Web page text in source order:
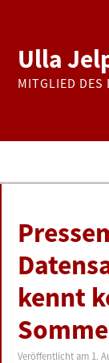
Ulla
MITGLIED DES
BUNDESTAG
PRESSE
ZUR PERSON
kennt
Veröffentlicht am 1.